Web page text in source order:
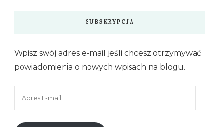
SUBSKRYPCJA
Wpisz swój adres e-mail jeśli chcesz otrzymywać
powiadomienia o nowych wpisach na blogu.